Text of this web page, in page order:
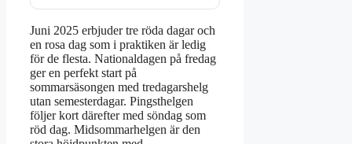
Juni 2025 erbjuder tre röda dagar och
en rosa dag som i praktiken är ledig
för de flesta. Nationaldagen på fredag
ger en perfekt start på
sommarsäsongen med tredagarshelg
utan semesterdagar. Pingsthelgen
följer kort därefter med söndag som
röd dag. Midsommarhelgen är den